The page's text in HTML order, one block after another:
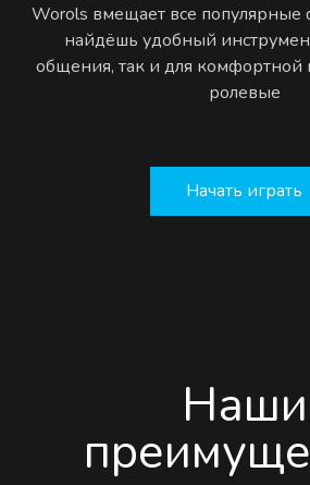
Worols вмещает все популярные
найдёшь удобный
общения, так и для комфортной
ролевые
Начать играть
Наши